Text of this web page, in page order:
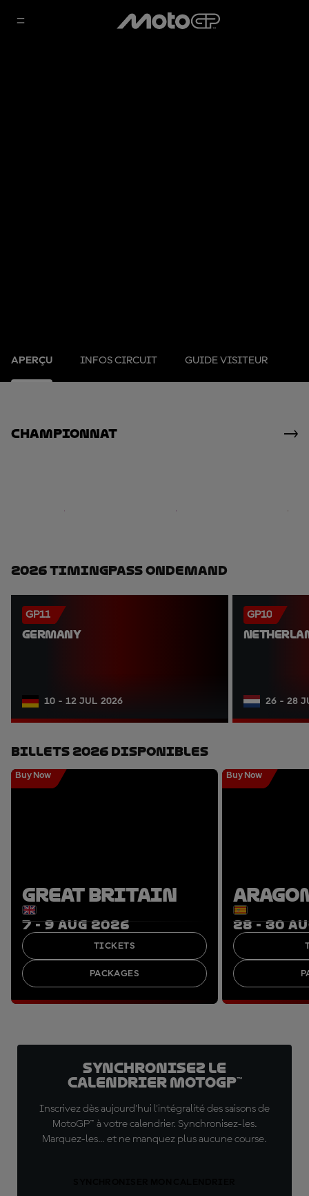
APERÇU INFOS CIRCUIT GUIDE VISITEUR
Championnat
2026 TimingPass OnDemand
GP11
GERMANY
10 - 12 JUL 2026
GP10
26 - 28
Billets 2026 Disponibles
Buy Now
GREAT BRITAIN
7 - 9 AUG 2026
TICKETS
PACKAGES
Buy Now
28 - 30
Synchronisez le
calendrier MotoGP™
Inscrivez dès aujourd'hui l'intégralité des saisons de
MotoGP™ à votre calendrier. Synchronisez-les.
Marquez-les... et ne manquez plus aucune course.